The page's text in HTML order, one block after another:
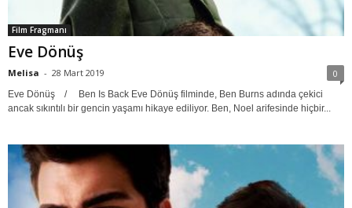
Film Fragmanı
Eve Dönüş
Melisa - 28 Mart 2019 0
Eve Dönüş / Ben Is Back Eve Dönüş filminde, Ben Burns adında çekici
ancak sıkıntılı bir gencin yaşamı hikaye ediliyor. Ben, Noel arifesinde hiçbir...